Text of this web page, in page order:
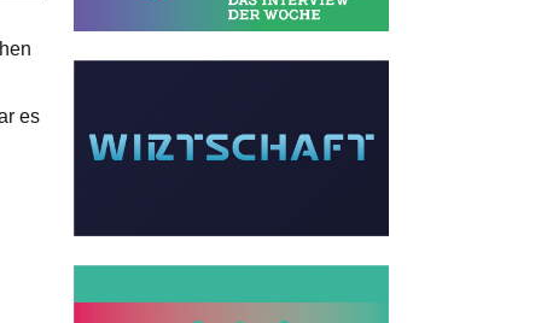
es